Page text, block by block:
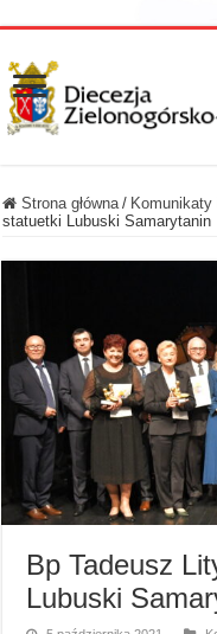
Strona główna / Komunikaty
statuetki Lubuski Samarytanin ​
Bp Tadeusz
Lubuski